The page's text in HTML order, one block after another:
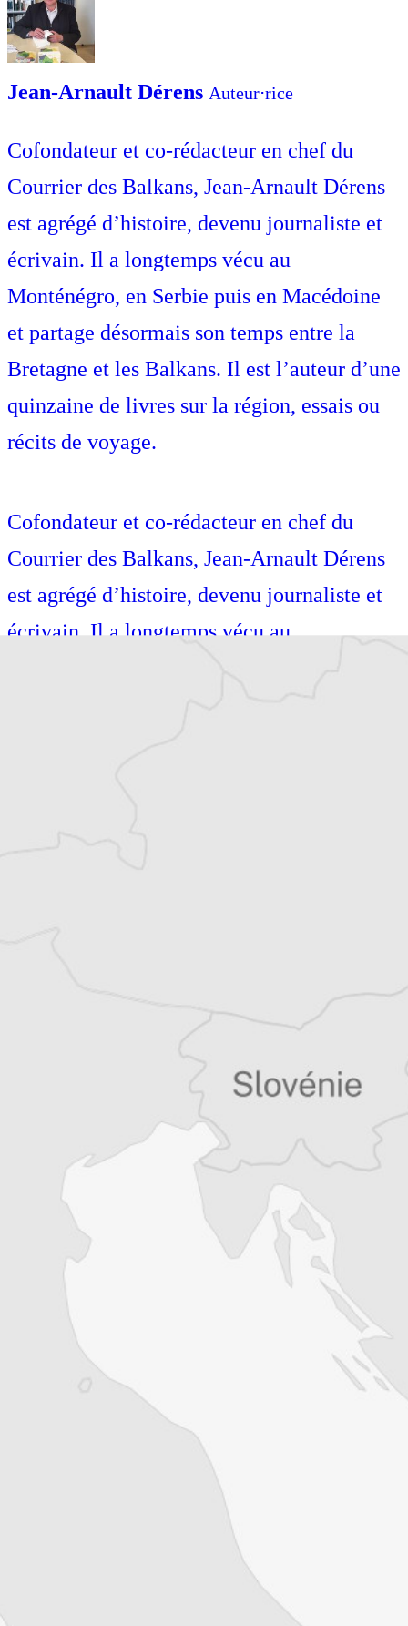
Jean-Arnault Dérens Auteur⋅rice
Cofondateur et co-rédacteur en chef du
Courrier des Balkans, Jean-Arnault Dérens
est agrégé d’histoire, devenu journaliste et
écrivain. Il a longtemps vécu au
Monténégro, en Serbie puis en Macédoine
et partage désormais son temps entre la
Bretagne et les Balkans. Il est l’auteur d’une
quinzaine de livres sur la région, essais ou
récits de voyage.
Cofondateur et co-rédacteur en chef du
Courrier des Balkans, Jean-Arnault Dérens
est agrégé d’histoire, devenu journaliste et
écrivain. Il a longtemps vécu au